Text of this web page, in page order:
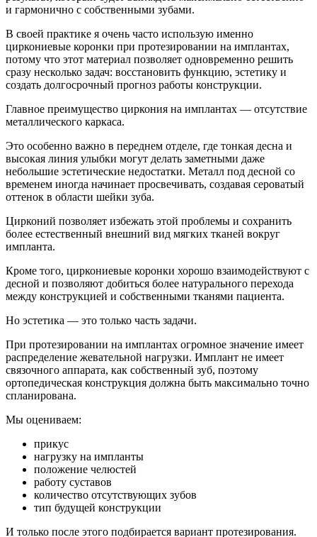
и гармонично с собственными зубами.
В своей практике я очень часто использую именно
циркониевые коронки при протезировании на имплантах,
потому что этот материал позволяет одновременно решить
сразу несколько задач: восстановить функцию, эстетику и
создать долгосрочный прогноз работы конструкции.
Главное преимущество циркония на имплантах — отсутствие
металлического каркаса.
Это особенно важно в переднем отделе, где тонкая десна и
высокая линия улыбки могут делать заметными даже
небольшие эстетические недостатки. Металл под десной со
временем иногда начинает просвечивать, создавая сероватый
оттенок в области шейки зуба.
Цирконий позволяет избежать этой проблемы и сохранить
более естественный внешний вид мягких тканей вокруг
импланта.
Кроме того, циркониевые коронки хорошо взаимодействуют с
десной и позволяют добиться более натурального перехода
между конструкцией и собственными тканями пациента.
Но эстетика — это только часть задачи.
При протезировании на имплантах огромное значение имеет
распределение жевательной нагрузки. Имплант не имеет
связочного аппарата, как собственный зуб, поэтому
ортопедическая конструкция должна быть максимально точно
спланирована.
Мы оцениваем:
прикус
нагрузку на импланты
положение челюстей
работу суставов
количество отсутствующих зубов
тип будущей конструкции
И только после этого подбирается вариант протезирования.